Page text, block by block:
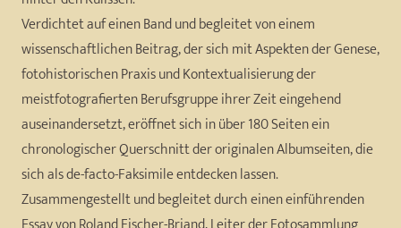
Verdichtet auf einen Band und begleitet von einem
wissenschaftlichen Beitrag, der sich mit Aspekten der Genese,
fotohistorischen Praxis und Kontextualisierung der
meistfotografierten Berufsgruppe ihrer Zeit eingehend
auseinandersetzt, eröffnet sich in über 180 Seiten ein
chronologischer Querschnitt der originalen Albumseiten, die
sich als de-facto-Faksimile entdecken lassen.
Zusammengestellt und begleitet durch einen einführenden